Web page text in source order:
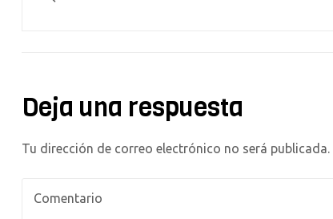
Deja una respuesta
Tu dirección de correo electrónico no será publicada.